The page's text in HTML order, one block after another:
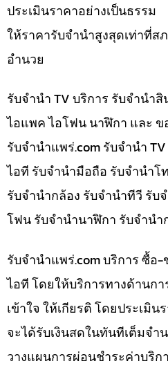
ประเมินราคาอย่างเป็นธรรม
ให้ราคารับจำนำสูงสุดเท่าที่ส
อำนวย
รับจำนำ TV บริการ รับจำนำ
ไอแพค ไอโฟน นาฬิกา และ ข
รับจํานําแพร่.com รับจำนำ
ไอที รับจำนำมือถือ รับจำนำ
รับจำนำกล้อง รับจำนำทีวี รับ
โฟน รับจำนำนาฬิกา รับจำนำ
รับจํานําแพร่.com บริการ ซื้อ
ไอที โดยให้บริการทางด้านก
เข้าใจ ให้เกียรติ โดยประเมิ
จะได้รับเงินสดในทันทีเต็มจำ
วางแผนการผ่อนชำระค่าบริก